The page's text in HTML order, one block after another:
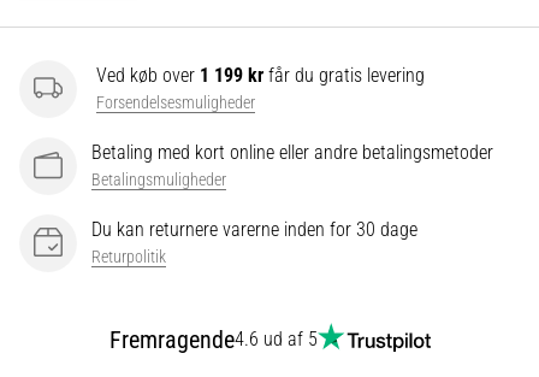
Ved køb over 1 199 kr får du gratis levering
Forsendelsesmuligheder
Betaling med kort online eller andre betalingsmetoder
Betalingsmuligheder
Du kan returnere varerne inden for 30 dage
Returpolitik
Fremragende4.6 ud af 5